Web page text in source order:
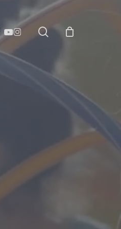
youtube
instagramsearch